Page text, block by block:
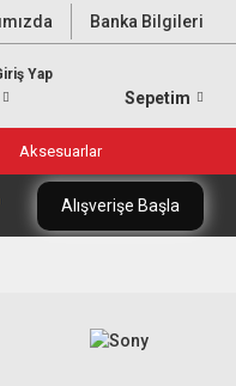
Banka Bilgileri
Yap
Sepetim
Aksesuarlar
Alışverişe Başla